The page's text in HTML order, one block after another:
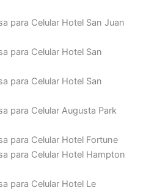
para Celular Hotel San Juan
para Celular Hotel San
para Celular Hotel San
para Celular Augusta Park
para Celular Hotel Fortune
para Celular Hotel Hampton
para Celular Hotel Le